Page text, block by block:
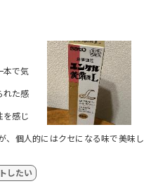
本で気
れた感
を感じ
、個人的にはクセになる味で美味し
したい